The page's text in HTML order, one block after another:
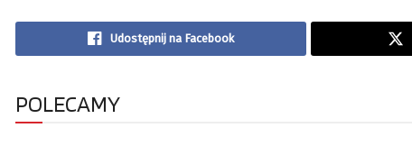
Udostępnij na Facebook
POLECAMY